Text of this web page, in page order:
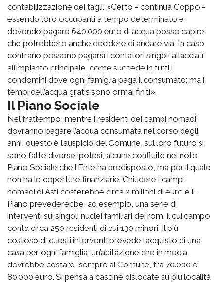
contabilizzazione dei tagli. «Certo - continua Coppo -
essendo loro occupanti a tempo determinato e
dovendo pagare 640.000 euro di acqua posso capire
che potrebbero anche decidere di andare via. In caso
contrario possono pagarsi i contatori singoli allacciati
all’impianto principale, come succede in tutti i
condomini dove ogni famiglia paga il consumato; ma i
tempi dell’acqua gratis sono ormai finiti».
Il Piano Sociale
Nel frattempo, mentre i residenti dei campi nomadi
dovranno pagare l’acqua consumata nel corso degli
anni, questo è l’auspicio del Comune, sul loro futuro si
sono fatte diverse ipotesi, alcune confluite nel noto
Piano Sociale che l’Ente ha predisposto, ma per il quale
non ha le coperture finanziarie. Chiudere i campi
nomadi di Asti costerebbe circa 2 milioni di euro e il
Piano prevederebbe, ad esempio, una serie di
interventi sui singoli nuclei familiari dei rom, il cui campo
conta circa 250 residenti di cui 130 minori. Il più
costoso di questi interventi prevede l’acquisto di una
casa per ogni famiglia, un’abitazione che in media
dovrebbe costare, sempre al Comune, tra 70.000 e
80.000 euro. Si pensa a cascine dislocate su più località